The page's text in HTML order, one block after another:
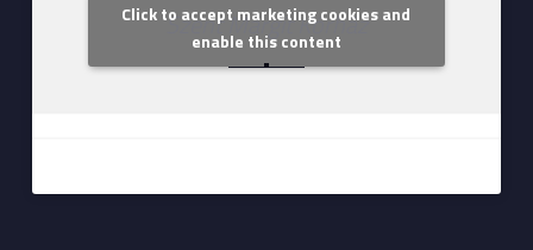
Szent Margit Kórház
Click to accept marketing cookies and
enable this content